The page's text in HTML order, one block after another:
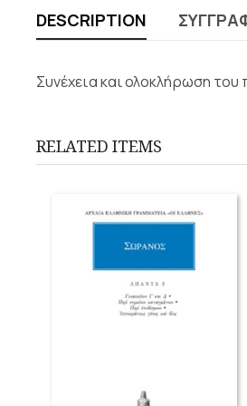
DESCRIPTION
Συνέχεια και ολοκλήρωση του
RELATED ITEMS